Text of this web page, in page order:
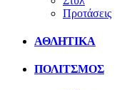
Προτάσεις
ΑΘΛΗΤΙΚΑ
ΠΟΛΙΤΣΜΟΣ